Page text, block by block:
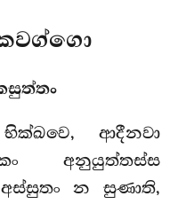
ආදීනවා
අනුයුත්තස්ස
න සුණාති,